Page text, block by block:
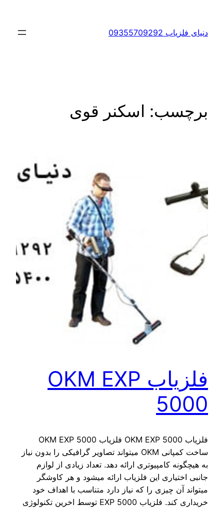
محتوادنیای فلزیاب 09355709292
برچسب: اسکنر قوی
فلزیاب OKM EXP
5000
فلزیاب OKM EXP 5000 فلزیاب OKM EXP 5000
ساخت کمپانی OKM میتواند تصاویر گرافیکی را بدون نیاز
به هیچگونه کامپیوتری ارائه دهد. تعداد زیادی از لوازم
جانبی اختیاری این فلزیاب ارائه میشود و هر کاوشگر
میتواند آن چیزی را که نیاز دارد متناسب با اهداف خود
خریداری کند. فلزیاب EXP 5000 توسط اخرین تکنولوژی